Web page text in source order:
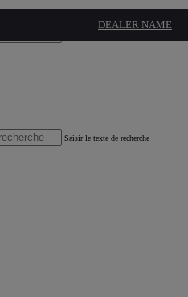
DEALER NAME
Saisir le texte de recherche